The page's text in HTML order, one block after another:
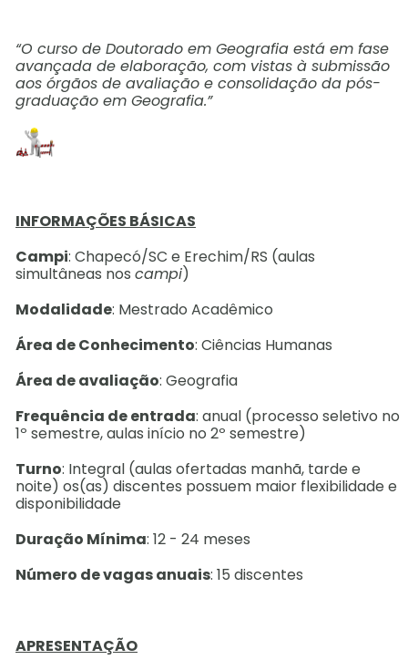
“O curso de Doutorado em Geografia está em fase
avançada de elaboração, com vistas à submissão
aos órgãos de avaliação e consolidação da pós-
graduação em Geografia.”
INFORMAÇÕES BÁSICAS
Campi: Chapecó/SC e Erechim/RS (aulas
simultâneas nos campi)
Modalidade: Mestrado Acadêmico
Área de Conhecimento: Ciências Humanas
Área de avaliação: Geografia
Frequência de entrada: anual (processo seletivo no
1º semestre, aulas início no 2º semestre)
Turno: Integral (aulas ofertadas manhã, tarde e
noite) os(as) discentes possuem maior flexibilidade e
disponibilidade
Duração Mínima: 12 - 24 meses
Número de vagas anuais: 15 discentes
APRESENTAÇÃO